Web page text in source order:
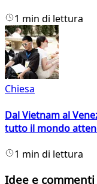
1 min di lettura
Chiesa
Dal Vietnam al
tutto il mondo
1 min di lettura
Idee e commenti